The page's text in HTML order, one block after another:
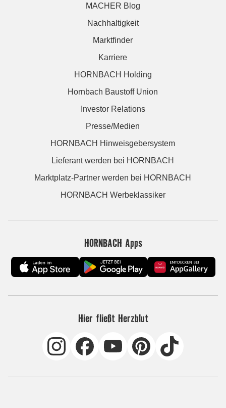
MACHER Blog
Nachhaltigkeit
Marktfinder
Karriere
HORNBACH Holding
Hornbach Baustoff Union
Investor Relations
Presse/Medien
HORNBACH Hinweisgebersystem
Lieferant werden bei HORNBACH
Marktplatz-Partner werden bei HORNBACH
HORNBACH Werbeklassiker
HORNBACH Apps
Hier fließt Herzblut